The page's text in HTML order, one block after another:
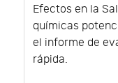
Efectos en la
químicas
el informe de
rápida.